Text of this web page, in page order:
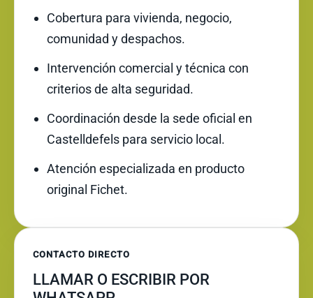
Cobertura para vivienda, negocio,
comunidad y despachos.
Intervención comercial y técnica con
criterios de alta seguridad.
Coordinación desde la sede oficial en
Castelldefels para servicio local.
Atención especializada en producto
original Fichet.
CONTACTO DIRECTO
LLAMAR O ESCRIBIR POR